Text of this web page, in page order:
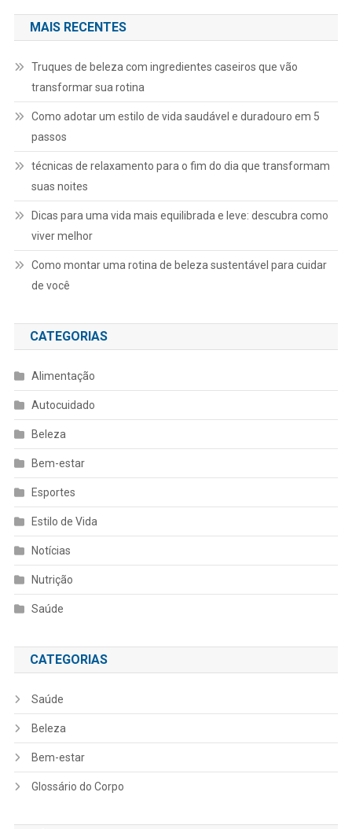
MAIS RECENTES
Truques de beleza com ingredientes caseiros que vão
transformar sua rotina
Como adotar um estilo de vida saudável e duradouro em 5
passos
técnicas de relaxamento para o fim do dia que transformam
suas noites
Dicas para uma vida mais equilibrada e leve: descubra como
viver melhor
Como montar uma rotina de beleza sustentável para cuidar
de você
CATEGORIAS
Alimentação
Autocuidado
Beleza
Bem-estar
Esportes
Estilo de Vida
Notícias
Nutrição
Saúde
CATEGORIAS
Saúde
Beleza
Bem-estar
Glossário do Corpo